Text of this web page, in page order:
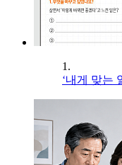
1.
‘내게 맞는